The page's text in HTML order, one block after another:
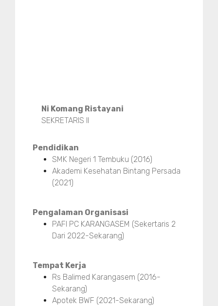
Ni Komang Ristayani
SEKRETARIS II
Pendidikan
SMK Negeri 1 Tembuku (2016)
Akademi Kesehatan Bintang Persada
(2021)
Pengalaman Organisasi
PAFI PC KARANGASEM (Sekertaris 2
Dari 2022-Sekarang)
Tempat Kerja
Rs Balimed Karangasem (2016-
Sekarang)
Apotek BWF (2021-Sekarang)